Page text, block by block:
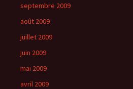
septembre 2009
août 2009
juillet 2009
juin 2009
mai 2009
avril 2009